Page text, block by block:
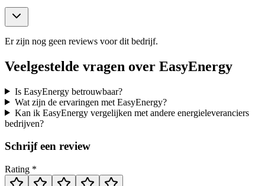
Er zijn nog geen reviews voor dit bedrijf.
Veelgestelde vragen over EasyEnergy
Is EasyEnergy betrouwbaar?
Wat zijn de ervaringen met EasyEnergy?
Kan ik EasyEnergy vergelijken met andere energieleveranciers
bedrijven?
Schrijf een review
Rating *